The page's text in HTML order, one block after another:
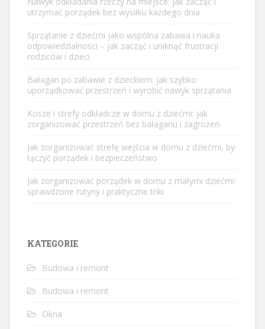
utrzymać porządek bez wysiłku każdego dnia
Sprzątanie z dziećmi jako wspólna zabawa i nauka
odpowiedzialności – jak zacząć i uniknąć frustracji
rodziców i dzieci
Bałagan po zabawie z dzieckiem: jak szybko
uporządkować przestrzeń i wyrobić nawyk sprzątania
Kosze i strefy odkładcze w domu z dziećmi: jak
zorganizować przestrzeń bez bałaganu i zagrożeń
Jak zorganizować strefę wejścia w domu z dziećmi, by
łączyć porządek i bezpieczeństwo
Jak zorganizować porządek w domu z małymi dziećmi:
sprawdzone rutyny i praktyczne triki
KATEGORIE
Budowa i remont
Budowa i remont
Okna